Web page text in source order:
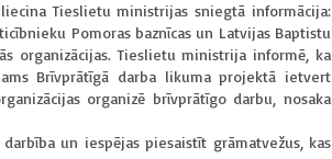
Tieslietu ministrijas sniegtā informācija:
Pomoras baznīcas un Latvijas Baptistu
organizācijas. Tieslietu ministrija informē, ka
Brīvprātīgā darba likuma projektā ietvert
organizē brīvprātīgo darbu, nosaka
un iespējas piesaistīt grāmatvežus, kas